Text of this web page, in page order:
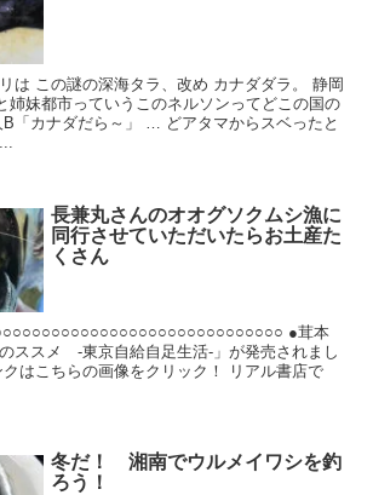
は この謎の深海タラ、改め カナダダラ。 静岡
姉妹都市っていうこのネルソンってどこの国の
「カナダだら～」 … どアタマからスベったと
長兼丸さんのオオグソクムシ漁に
同行させていただいたらお土産た
くさん
●茸本
ススメ -東京自給自足生活-」が発売されまし
はこちらの画像をクリック！ リアル書店で
冬だ！ 湘南でウルメイワシを釣
ろう！